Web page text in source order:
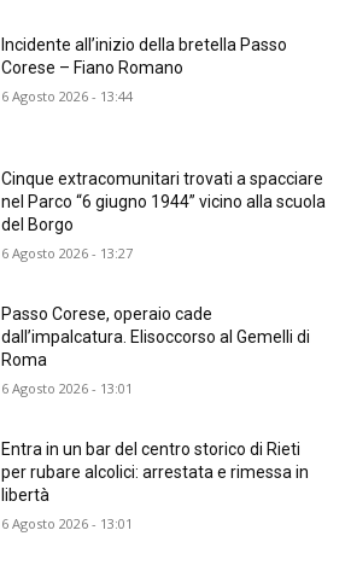
Incidente all’inizio della bretella Passo
Corese – Fiano Romano
6 Agosto 2026 - 13:44
Cinque extracomunitari trovati a spacciare
nel Parco “6 giugno 1944” vicino alla scuola
del Borgo
6 Agosto 2026 - 13:27
Passo Corese, operaio cade
dall’impalcatura. Elisoccorso al Gemelli di
Roma
6 Agosto 2026 - 13:01
Entra in un bar del centro storico di Rieti
per rubare alcolici: arrestata e rimessa in
libertà
6 Agosto 2026 - 13:01